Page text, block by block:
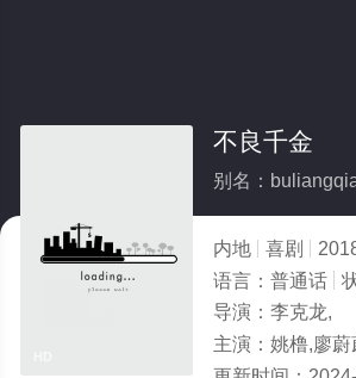
不良千金
别名：
内地 喜剧
语言： 普通话
导演： 李克龙,
主演： 姚橹,廖蔚